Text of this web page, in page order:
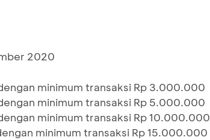
2020
minimum transaksi Rp 3.000.000
minimum transaksi Rp 5.000.000
minimum transaksi Rp 10.000.000
minimum transaksi Rp 15.000.000